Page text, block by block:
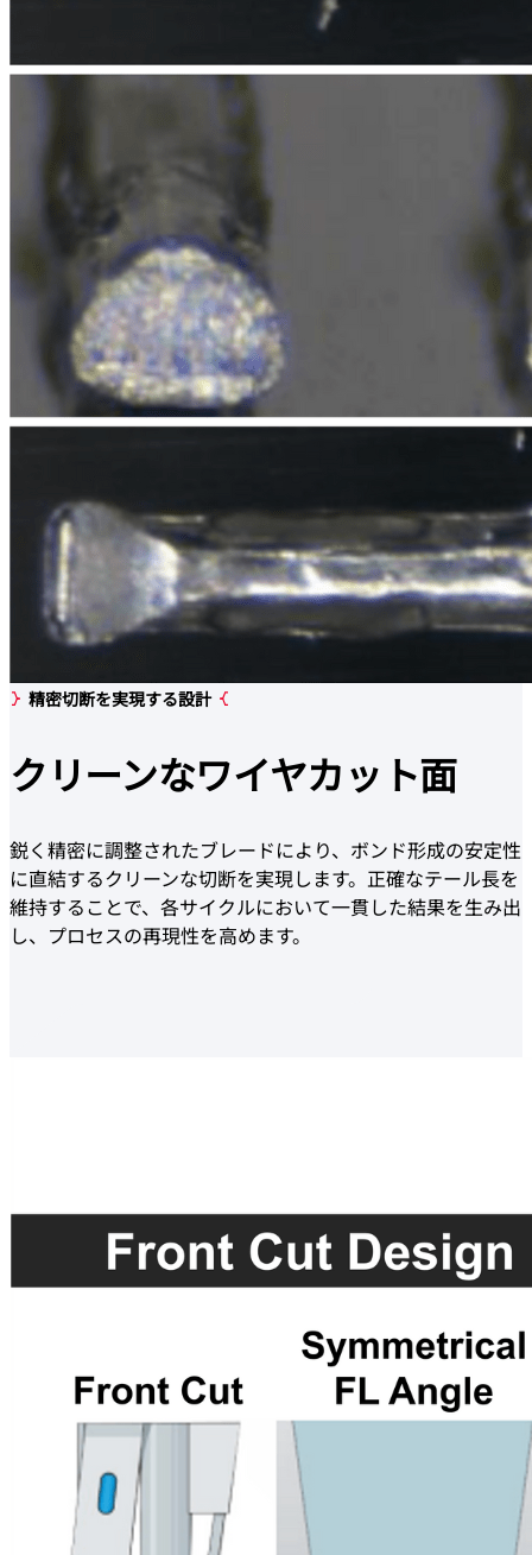
精密切断を実現する設計
クリーンなワイヤカット面
鋭く精密に調整されたブレードにより、ボンド形成の安定性
に直結するクリーンな切断を実現します。正確なテール長を
維持することで、各サイクルにおいて一貫した結果を生み出
し、プロセスの再現性を高めます。